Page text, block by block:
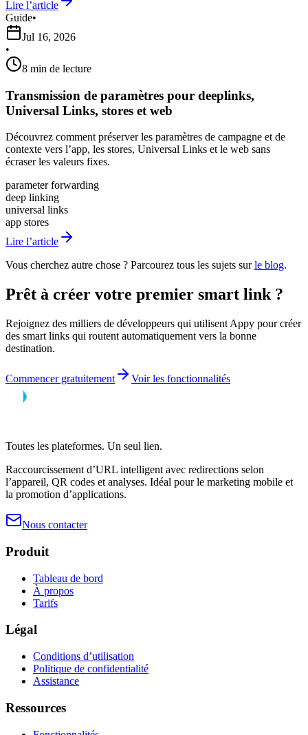
Lire l’article
Guide•
Jul 16, 2026
•
8 min de lecture
Transmission de paramètres pour deeplinks,
Universal Links, stores et web
Découvrez comment préserver les paramètres de campagne et de
contexte vers l’app, les stores, Universal Links et le web sans
écraser les valeurs fixes.
parameter forwarding
deep linking
universal links
app stores
Lire l’article
Vous cherchez autre chose ? Parcourez tous les sujets sur le blog.
Prêt à créer votre premier smart link ?
Rejoignez des milliers de développeurs qui utilisent Appy pour créer
des smart links qui routent automatiquement vers la bonne
destination.
Commencer gratuitement Voir les fonctionnalités
Toutes les plateformes. Un seul lien.
Raccourcissement d’URL intelligent avec redirections selon
l’appareil, QR codes et analyses. Idéal pour le marketing mobile et
la promotion d’applications.
Nous contacter
Produit
Tableau de bord
À propos
Tarifs
Légal
Conditions d’utilisation
Politique de confidentialité
Assistance
Ressources